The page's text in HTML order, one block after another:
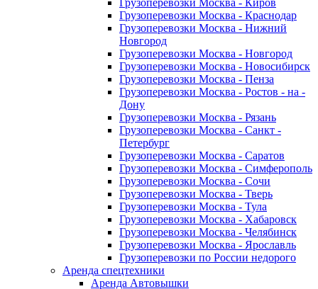
Грузоперевозки Москва - Киров
Грузоперевозки Москва - Краснодар
Грузоперевозки Москва - Нижний
Новгород
Грузоперевозки Москва - Новгород
Грузоперевозки Москва - Новосибирск
Грузоперевозки Москва - Пенза
Грузоперевозки Москва - Ростов - на -
Дону
Грузоперевозки Москва - Рязань
Грузоперевозки Москва - Санкт -
Петербург
Грузоперевозки Москва - Саратов
Грузоперевозки Москва - Симферополь
Грузоперевозки Москва - Сочи
Грузоперевозки Москва - Тверь
Грузоперевозки Москва - Тула
Грузоперевозки Москва - Хабаровск
Грузоперевозки Москва - Челябинск
Грузоперевозки Москва - Ярославль
Грузоперевозки по России недорого
Аренда спецтехники
Аренда Автовышки